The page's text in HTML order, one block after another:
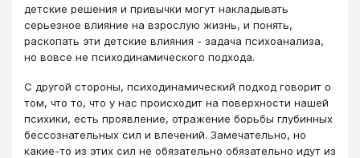
детские решения и привычки могут накладывать
серьезное влияние на взрослую жизнь, и понять,
раскопать эти детские влияния - задача психоанализа,
но вовсе не психодинамического подхода.
С другой стороны, психодинамический подход говорит о
том, что то, что у нас происходит на поверхности нашей
психики, есть проявление, отражение борьбы глубинных
бессознательных сил и влечений. Замечательно, но
какие-то из этих сил не обязательно обязательно идут из